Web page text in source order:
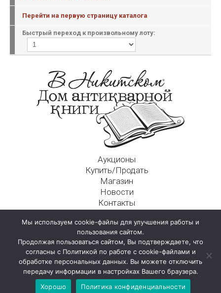
Перейти на первую страницу каталога
Быстрый переход к произвольному лоту:
Аукционы
Купить/Продать
Магазин
Новости
Контакты
125009, г. Москва, Никитский пер., д. 4а, стр. 1
Мы используем cookie-файлы для улучшения работы и
пользования сайтом.
Продолжая пользоваться сайтом, Вы подтверждаете, что
согласны с Политикой по работе с cookie-файлами и
обработке персональных данных. Вы можете отключить
передачу информации в настройках Вашего браузера.
Хорошо
Политика конфиденциальности